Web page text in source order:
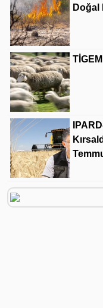
Doğal